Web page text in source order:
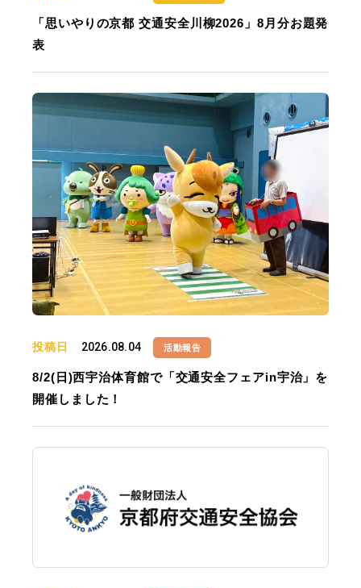
「思いやりの京都 交通安全川柳2026」8月分お題発
表
投稿日 2026.08.04 活動報告
8/2(日)西宇治体育館で「交通安全フェアin宇治」を
開催しました！